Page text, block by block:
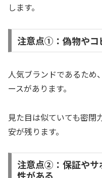
します。
注意点①：偽物やコ
人気ブランドであるため
ースがあります。
見た目は似ていても密閉
安が残ります。
注意点②：保証やサ